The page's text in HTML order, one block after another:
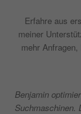
Erfahre aus
meiner
mehr
Benjamin
Suchmaschinen.